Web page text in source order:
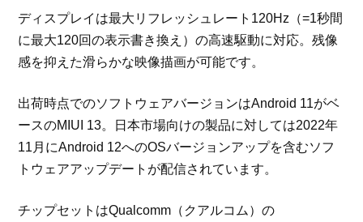
ディスプレイは最大リフレッシュレート120Hz（=1秒間
に最大120回の表示書き換え）の高速駆動に対応。残像
感を抑えた滑らかな映像描画が可能です。
出荷時点でのソフトウェアバージョンはAndroid 11がベ
ースのMIUI 13。日本市場向けの製品に対しては2022年
11月にAndroid 12へのOSバージョンアップを含むソフ
トウェアアップデートが配信されています。
チップセットはQualcomm（クアルコム）の